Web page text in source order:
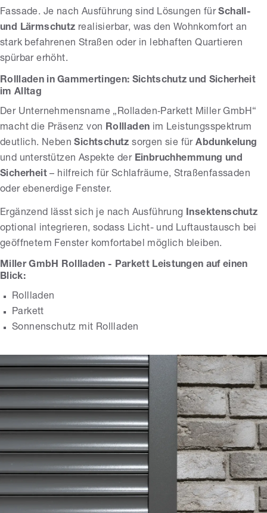
Fassade. Je nach Ausführung sind Lösungen fürSchall-
und Lärmschutz realisierbar, was den Wohnkomfort an
stark befahrenen Straßen oder in lebhaften Quartieren
spürbar erhöht.
Rollladen in Gammertingen: Sichtschutz und Sicherheit
im Alltag
Der Unternehmensname „Rolladen‑Parkett Miller GmbH“
macht die Präsenz von Rollladen im Leistungsspektrum
deutlich. NebenSichtschutz sorgen sie fürAbdunkelung
und unterstützen Aspekte der Einbruchhemmung und
Sicherheit – hilfreich für Schlafräume, Straßenfassaden
oder ebenerdige Fenster.
Ergänzend lässt sich je nach Ausführung Insektenschutz
optional integrieren, sodass Licht- und Luftaustausch bei
geöffnetem Fenster komfortabel möglich bleiben.
Miller GmbH Rollladen - Parkett Leistungen auf einen
Blick:
Rollladen
Parkett
Sonnenschutz mit Rollladen